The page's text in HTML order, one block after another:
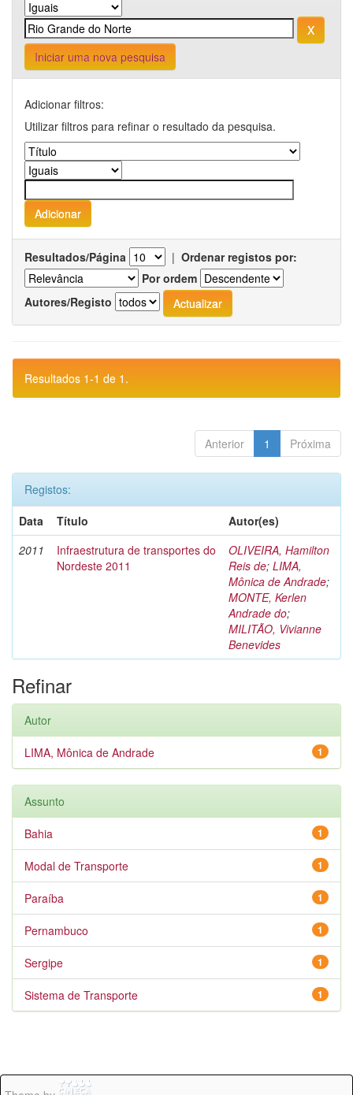
Iniciar uma nova pesquisa
Adicionar filtros:
Utilizar filtros para refinar o resultado da pesquisa.
Resultados/Página | Ordenar registos por:
Por ordem
Autores/Registo
Resultados 1-1 de 1.
Anterior 1 Próxima
Registos:
Data
Título
Autor(es)
2011
Infraestrutura de transportes do
Nordeste 2011
OLIVEIRA, Hamilton
Reis de; LIMA,
Mônica de Andrade;
MONTE, Kerlen
Andrade do;
MILITÃO, Vivianne
Benevides
Refinar
Autor
1
LIMA, Mônica de Andrade
Assunto
1
Bahia
1
Modal de Transporte
1
Paraíba
1
Pernambuco
1
Sergipe
1
Sistema de Transporte